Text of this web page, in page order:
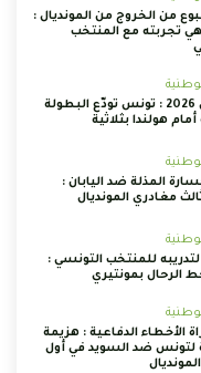
من الخروج من المونديال :
تجربته مع المنتخب
مونديال 2026 : تونس تودّع البطولة
هولندا بثلاثية
المذلة ضد اليابان :
مغادري المونديال
للمنتخب التونسي :
الرحال بمونتيري
الأخطاء الدفاعية : هزيمة
ضد السويد في أول